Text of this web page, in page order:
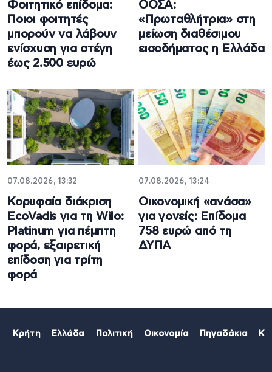
Φοιτητικό επίδομα:
Ποιοι φοιτητές
μπορούν να λάβουν
ενίσχυση για στέγη
έως 2.500 ευρώ
ΟΟΣΑ:
«Πρωταθλήτρια» στη
μείωση διαθέσιμου
εισοδήματος η Ελλάδα
07.08.2026, 13:32
Κορυφαία διάκριση
EcoVadis για τη Wilo:
Platinum για πέμπτη
φορά, εξαιρετική
επίδοση για τρίτη
φορά
07.08.2026, 13:24
Oικονομική «ανάσα»
για γονείς: Επίδομα
758 ευρώ από τη
ΔΥΠΑ
Κρήτη Ελλάδα Πολιτική Οικονομία Πηγαδάκια